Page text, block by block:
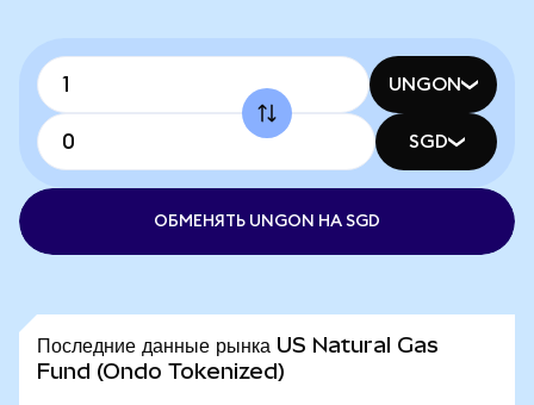
UNGON
SGD
ОБМЕНЯТЬ UNGON НА SGD
Последние данные рынка US Natural Gas
Fund (Ondo Tokenized)